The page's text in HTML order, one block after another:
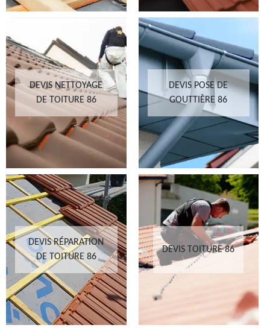
DEVIS NETTOYAGE
DE TOITURE 86
DEVIS POSE DE
GOUTTIÈRE 86
DEVIS RÉPARATION
DE TOITURE 86
DEVIS TOITURE 86